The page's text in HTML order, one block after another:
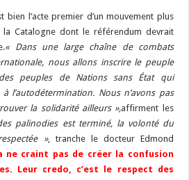
bien l’acte premier d’un mouvement plus
la Catalogne dont le référendum devrait
« Dans une large chaîne de combats
nous allons inscrire le peuple
peuples de Nations sans État qui
l’autodétermination. Nous n’avons pas
la solidarité ailleurs »,affirment les
palinodies est terminé, la volonté du
», tranche le docteur Edmond
ne craint pas de créer la confusion
Leur credo, c’est le respect des